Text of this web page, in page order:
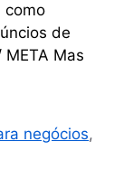
como
de
Mas
negócios,